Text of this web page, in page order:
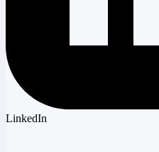
LinkedIn